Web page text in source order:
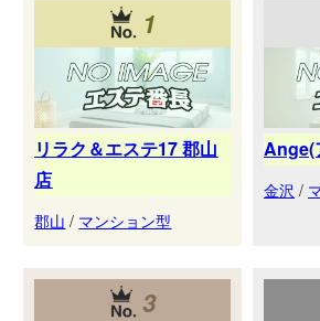
1
リラク＆エステ17 郡山
店
郡山 / マンション型
Ange(
金沢 /
3